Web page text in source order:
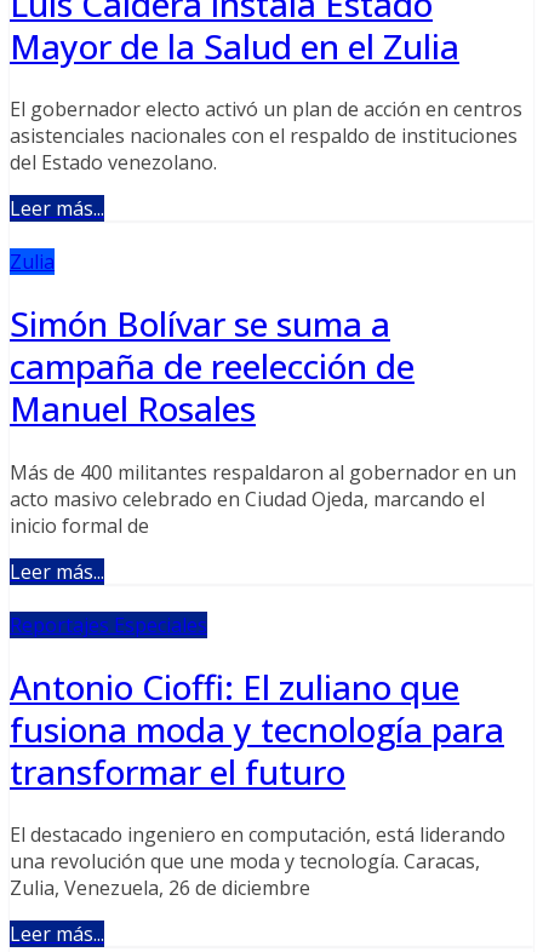
Mayor de la Salud en el Zulia
El gobernador electo activó un plan de acción en centros
asistenciales nacionales con el respaldo de instituciones
del Estado venezolano.
Leer más...
Zulia
Simón Bolívar se suma a
campaña de reelección de
Manuel Rosales
Más de 400 militantes respaldaron al gobernador en un
acto masivo celebrado en Ciudad Ojeda, marcando el
inicio formal de
Leer más...
Reportajes Especiales
Antonio Cioffi: El zuliano que
fusiona moda y tecnología para
transformar el futuro
El destacado ingeniero en computación, está liderando
una revolución que une moda y tecnología. Caracas,
Zulia, Venezuela, 26 de diciembre
Leer más...